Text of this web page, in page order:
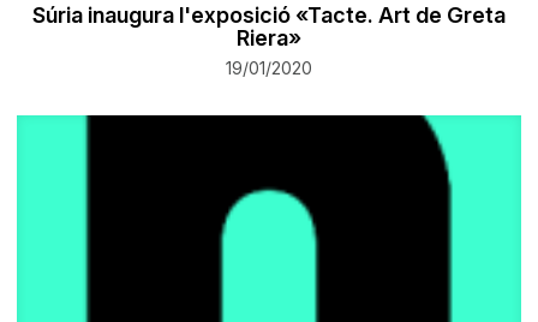
Súria inaugura l'exposició «Tacte. Art de Greta
Riera»
19/01/2020